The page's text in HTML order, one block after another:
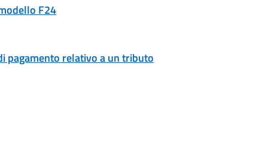
F24
pagamento relativo a un tributo